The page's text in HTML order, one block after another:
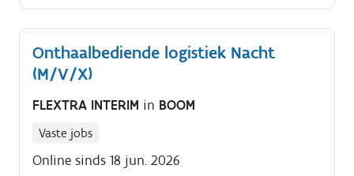
Onthaalbediende logistiek Nacht
(M/V/X)
FLEXTRA INTERIM in BOOM
Vaste jobs
Online sinds 18 jun. 2026